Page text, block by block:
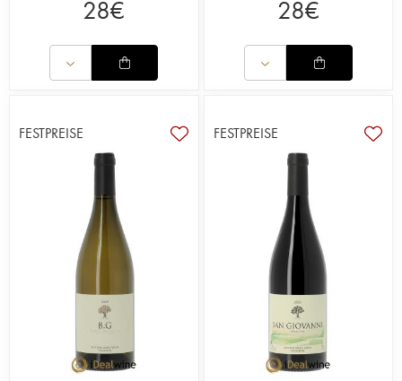
28€ 28€
FESTPREISE FESTPREISE